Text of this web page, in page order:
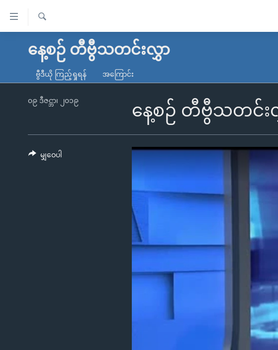
လွယ်ကူ
သည့်
မူလစာမျက်နှာ
ကမ္ဘာ့သတင်းများ
နိုင်ငံတကာ
တရုတ်
အစ္စရေး-ပါလက်စတိုင်း
ရပ်ဝန်းတခု လမ်းတခု အလွန်
အင်္ဂလိပ်စာလေ့လာမယ်
ရ
နေ့စဉ် တီဗွီသတင်းလွှာ
ဗွီဒီယို ကြည့်ရှုရန် အကြောင်း
နေ့စဉ် တီဗွီသတင်း
၀၉ ဒီဇင္ဘာ၊ ၂၀၁၉
မျှဝေပါ